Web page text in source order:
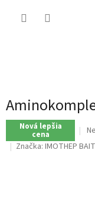
Nová lepšia
cena
Značka: IMOTHEP